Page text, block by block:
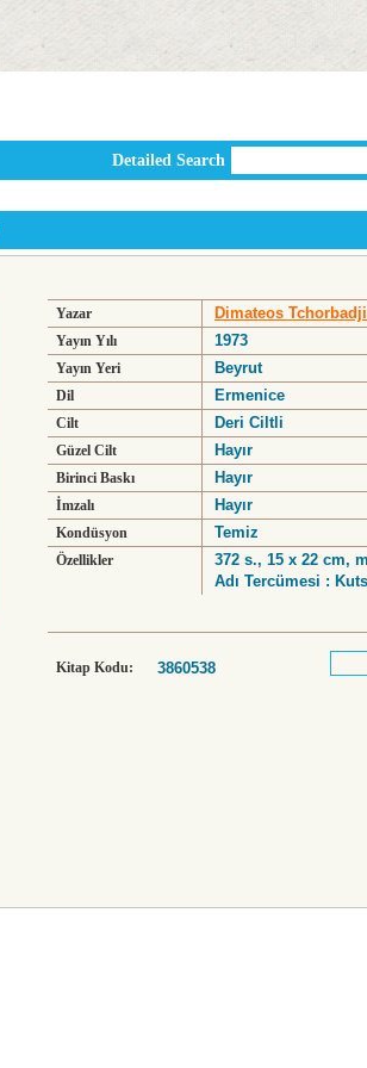
Detailed Search
Yazar Dimateos
Yayın Yılı 1973
Yayın Yeri Beyrut
Dil Ermenice
Cilt Deri Ciltli
Güzel Cilt Hayır
Birinci Baskı Hayır
İmzalı Hayır
Kondüsyon Temiz
Özellikler
372 s., 15 x 22 cm,
Adı Tercümesi :
Kitap Kodu: 3860538